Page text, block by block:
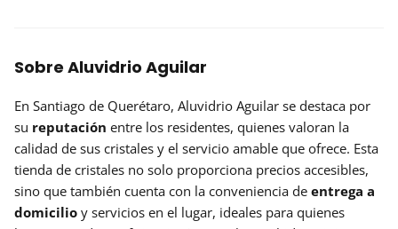
Sobre Aluvidrio Aguilar
En Santiago de Querétaro, Aluvidrio Aguilar se destaca por
su reputación entre los residentes, quienes valoran la
calidad de sus cristales y el servicio amable que ofrece. Esta
tienda de cristales no solo proporciona precios accesibles,
sino que también cuenta con la conveniencia de entrega a
domicilio y servicios en el lugar, ideales para quienes